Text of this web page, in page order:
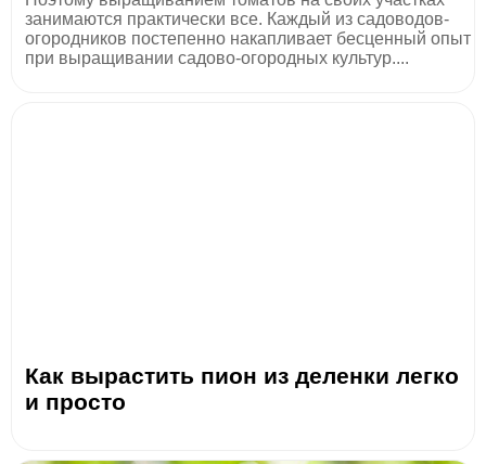
занимаются практически все. Каждый из садоводов-
огородников постепенно накапливает бесценный опыт
при выращивании садово-огородных культур....
Как вырастить пион из деленки легко
и просто